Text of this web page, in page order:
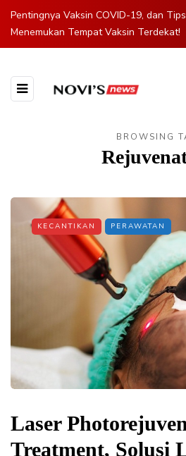
Pentingnya Vaksin COVID-19, dan Tips
Menemukan Tempat Vaksin Terdekat!
BROWSING
KECANTIKAN PERAWATAN
Laser
Treatment, Solusi